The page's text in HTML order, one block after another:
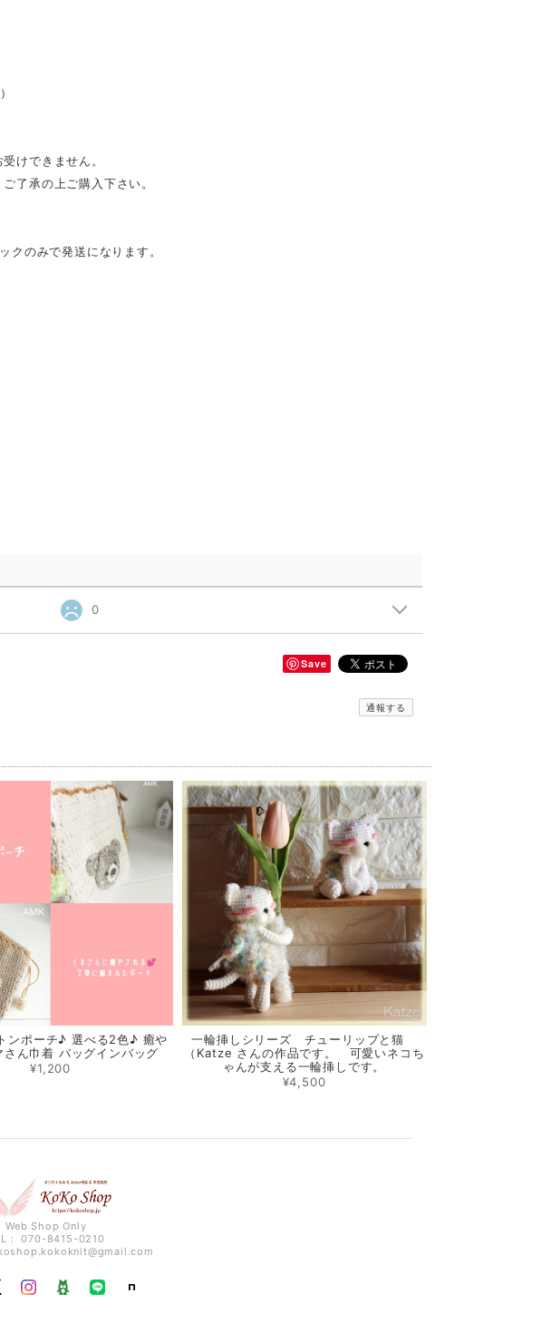
けできません。
了承の上ご購入下さい。
クのみで発送になります。
0
Save
通報する
ンポーチ♪ 選べる2色♪ 癒や
さん巾着 バッグインバッグ
¥1,200
一輪挿しシリーズ チューリップと猫
（Katze さんの作品です。 可愛いネコち
ゃんが支える一輪挿しです。
¥4,500
Web Shop Only
： 070-8415-0210